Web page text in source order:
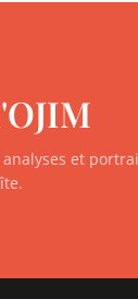
analyses et